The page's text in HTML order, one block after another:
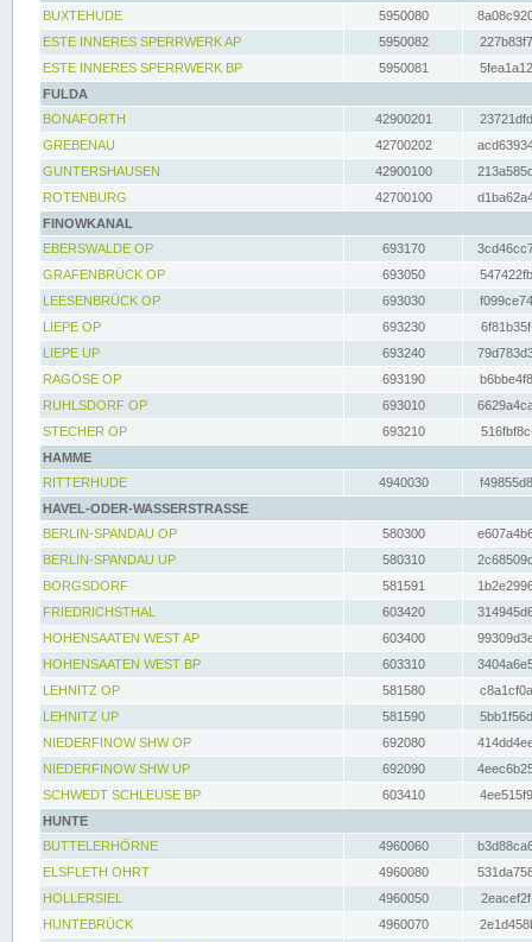
BUXTEHUDE
5950080
ESTE INNERES SPERRWERK AP
5950082
ESTE INNERES SPERRWERK BP
5950081
FULDA
BONAFORTH
42900201
GREBENAU
42700202
GUNTERSHAUSEN
42900100
ROTENBURG
42700100
FINOWKANAL
EBERSWALDE OP
693170
GRAFENBRÜCK OP
693050
LEESENBRÜCK OP
693030
LIEPE OP
693230
LIEPE UP
693240
RAGÖSE OP
693190
RUHLSDORF OP
693010
STECHER OP
693210
HAMME
RITTERHUDE
4940030
HAVEL-ODER-WASSERSTRASSE
BERLIN-SPANDAU OP
580300
BERLIN-SPANDAU UP
580310
BORGSDORF
581591
FRIEDRICHSTHAL
603420
HOHENSAATEN WEST AP
603400
HOHENSAATEN WEST BP
603310
LEHNITZ OP
581580
LEHNITZ UP
581590
NIEDERFINOW SHW OP
692080
NIEDERFINOW SHW UP
692090
SCHWEDT SCHLEUSE BP
603410
HUNTE
BUTTELERHÖRNE
4960060
ELSFLETH OHRT
4960080
HOLLERSIEL
4960050
HUNTEBRÜCK
4960070